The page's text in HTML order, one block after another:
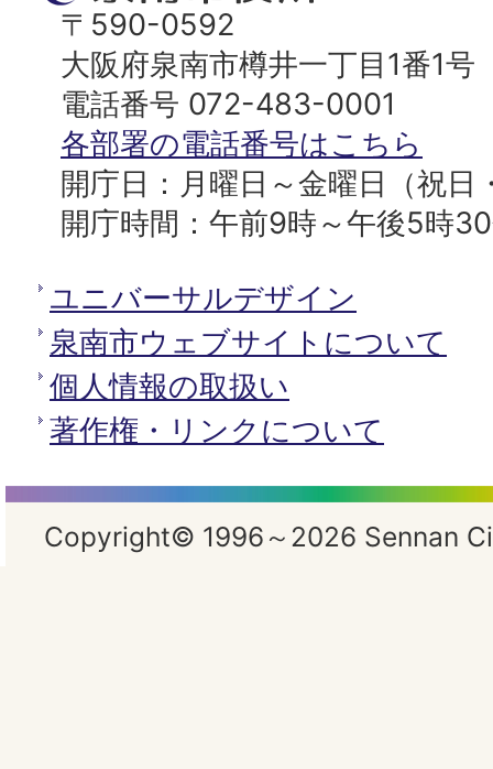
南
市
役
所
〒590-0592
大阪府泉南市樽井一丁目1番1号
電話番号 072-483-0001
各部署の電話番号はこちら
開庁日：月曜日～金曜日（祝日
開庁時間：午前9時～午後5時
ユニバーサルデザイン
泉南市ウェブサイトについて
個人情報の取扱い
著作権・リンクについて
Copyright© 1996～2026 Sennan